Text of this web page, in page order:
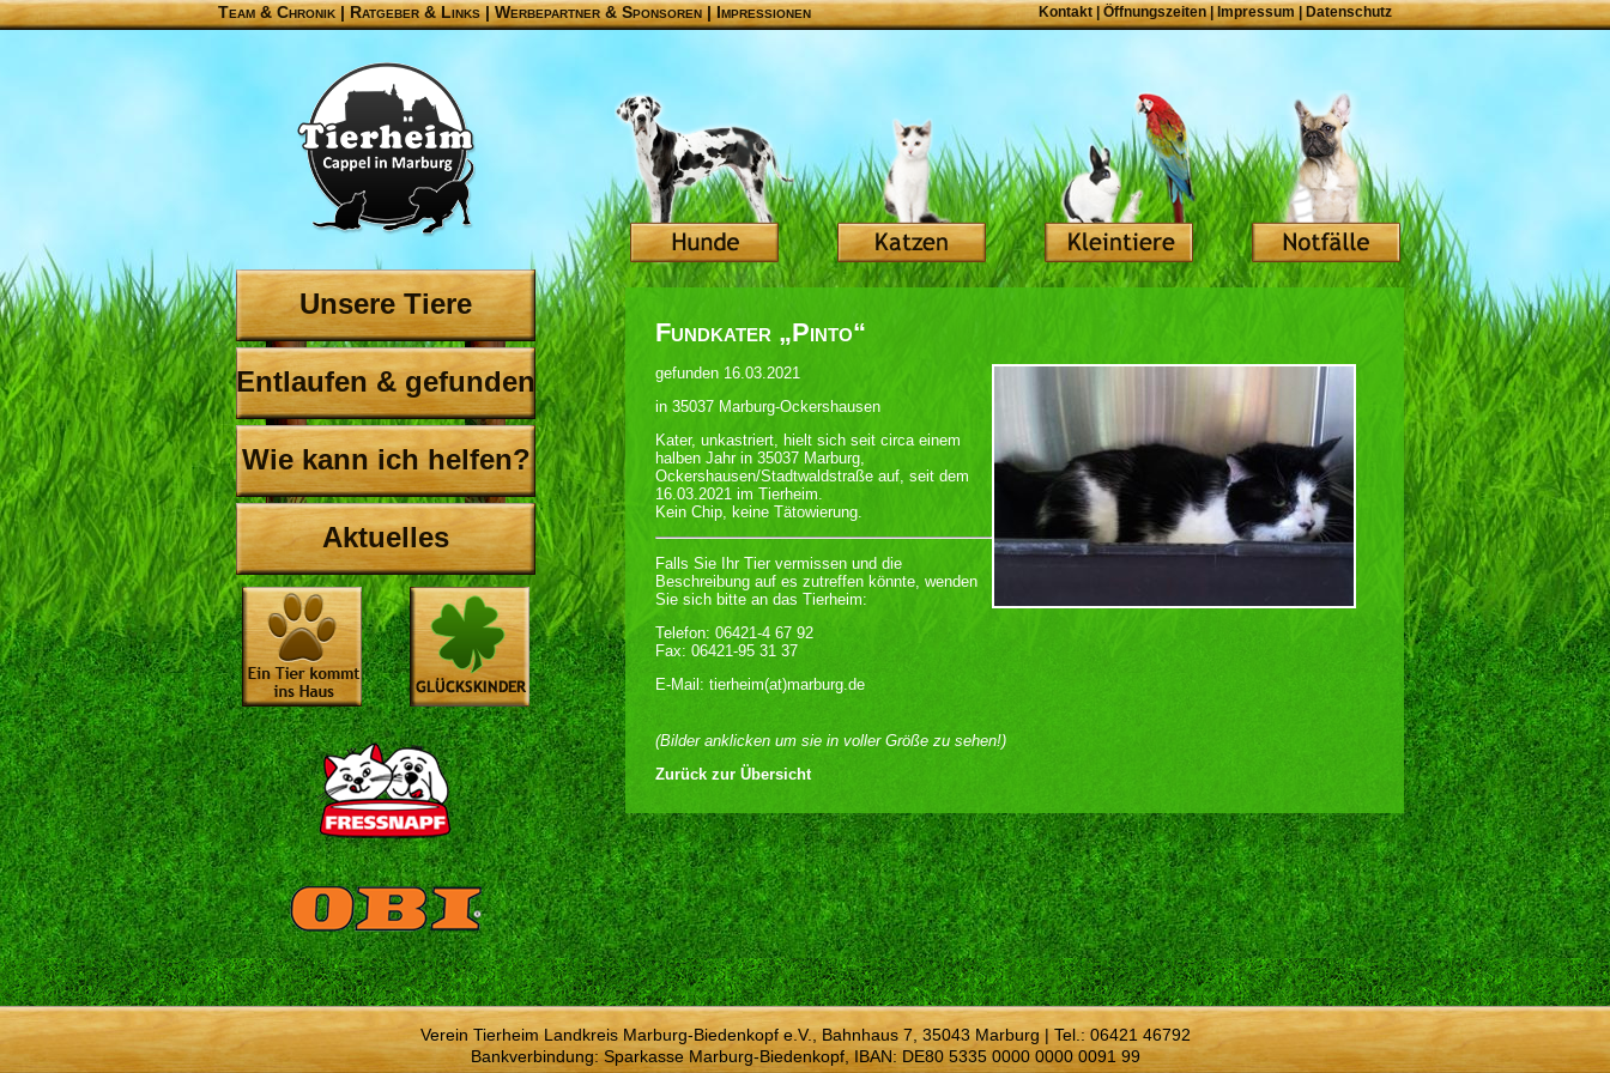
Team & Chronik |Ratgeber & Links|Werbepartner & Sponsoren|Impressionen Kontakt Öffnungszeiten| Impressum|Datenschutz
Unsere Tiere
Entlaufen & gefunden
Wie kann ich helfen?
Aktuelles
Fundkater „Pinto“
gefunden 16.03.2021
in 35037 Marburg-Ockershausen
Kater, unkastriert, hielt sich seit circa einem
halben Jahr in 35037 Marburg,
Ockershausen/Stadtwaldstraße auf, seit dem
16.03.2021 im Tierheim.
Kein Chip, keine Tätowierung.
Falls Sie Ihr Tier vermissen und die
Beschreibung auf es zutreffen könnte, wenden
Sie sich bitte an das Tierheim:
Telefon: 06421-4 67 92
Fax: 06421-95 31 37
E-Mail: tierheim(at)marburg.de
(Bilder anklicken um sie in voller Größe zu sehen!)
Zurück zur Übersicht
Verein Tierheim Landkreis Marburg-Biedenkopf e.V., Bahnhaus 7, 35043 Marburg | Tel.: 06421 46792
Bankverbindung: Sparkasse Marburg-Biedenkopf, IBAN: DE80 5335 0000 0000 0091 99